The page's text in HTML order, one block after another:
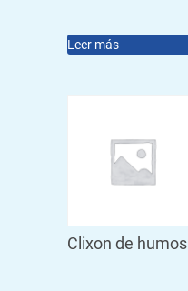
Leer más
Clixon de humos